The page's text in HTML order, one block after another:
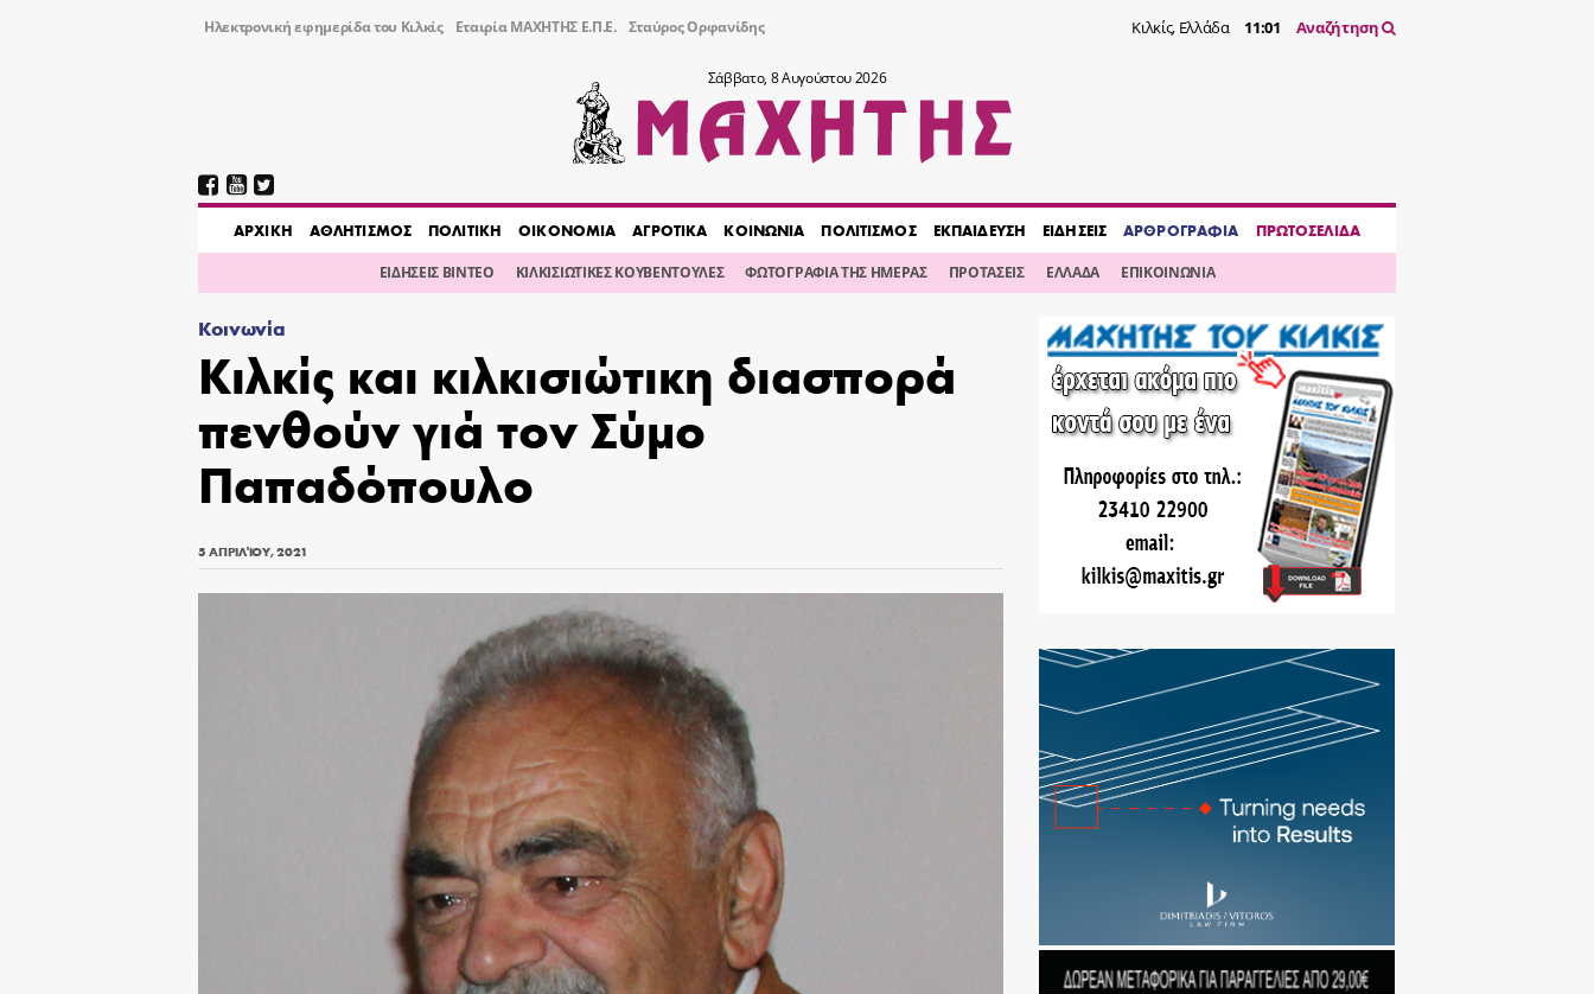
Ηλεκτρονική εφημερίδα του Κιλκίς Εταιρία ΜΑΧΗΤΗΣ Ε.Π.Ε. Σταύρος Ορφανίδης Κιλκίς, Ελλάδα 11:01 Αναζήτηση
Σάββατο, 8 Αυγούστου 2026
AΡΧΙΚΗ ΑΘΛΗΤΙΣΜΟΣ ΠΟΛΙΤΙΚΗ ΟΙΚΟΝΟΜΙΑ ΑΓΡΟΤΙΚΑ ΚΟΙΝΩΝΙΑ ΠΟΛΙΤΙΣΜΟΣ ΕΚΠΑΙΔΕΥΣΗ ΕΙΔΗΣΕΙΣ ΑΡΘΡΟΓΡΑΦΙΑ ΠΡΩΤΟΣΕΛΙΔΑ
ΕΙΔΗΣΕΙΣ ΒΙΝΤΕΟ ΚΙΛΚΙΣΙΩΤΙΚΕΣ ΚΟΥΒΕΝΤΟΥΛΕΣ ΦΩΤΟΓΡΑΦΙΑ ΤΗΣ ΗΜΕΡΑΣ ΠΡΟΤΑΣΕΙΣ ΕΛΛΑΔΑ ΕΠΙΚΟΙΝΩΝΙΑ
Κοινωνία
Κιλκίς και κιλκισιώτικη διασπορά
πενθούν γιά τον Σύμο
Παπαδόπουλο
5 ΑΠΡΙΛΊΟΥ, 2021